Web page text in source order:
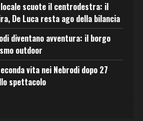
scuote il centrodestra: il
De Luca resta ago della bilancia
diventano avventura: il borgo
outdoor
vita nei Nebrodi dopo 27
spettacolo